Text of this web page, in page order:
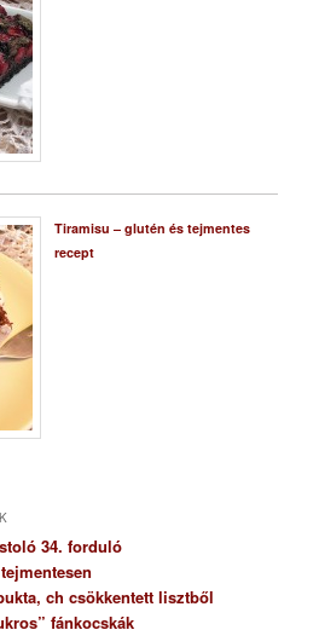
Tiramisu – glutén és tejmentes
recept
34. forduló
ch csökkentett lisztből
fánkocskák